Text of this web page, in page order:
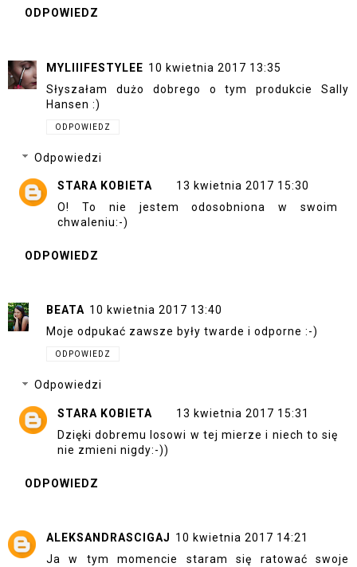
ODPOWIEDZ
MYLIIIFESTYLEE 10 kwietnia 2017 13:35
Słyszałam dużo dobrego o tym produkcie Sally
Hansen :)
ODPOWIEDZ
Odpowiedzi
STARA KOBIETA
13 kwietnia 2017 15:30
O! To nie jestem odosobniona w swoim
chwaleniu:-)
ODPOWIEDZ
BEATA 10 kwietnia 2017 13:40
Moje odpukać zawsze były twarde i odporne :-)
ODPOWIEDZ
Odpowiedzi
STARA KOBIETA
13 kwietnia 2017 15:31
Dzięki dobremu losowi w tej mierze i niech to się
nie zmieni nigdy:-))
ODPOWIEDZ
ALEKSANDRASCIGAJ 10 kwietnia 2017 14:21
Ja w tym momencie staram się ratować swoje